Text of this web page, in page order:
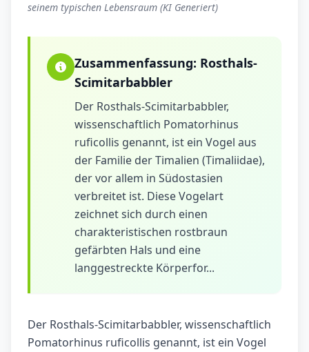
seinem typischen Lebensraum (KI Generiert)
Zusammenfassung: Rosthals-
Scimitarbabbler
Der Rosthals-Scimitarbabbler,
wissenschaftlich Pomatorhinus
ruficollis genannt, ist ein Vogel aus
der Familie der Timalien (Timaliidae),
der vor allem in Südostasien
verbreitet ist. Diese Vogelart
zeichnet sich durch einen
charakteristischen rostbraun
gefärbten Hals und eine
langgestreckte Körperfor...
Der Rosthals-Scimitarbabbler, wissenschaftlich
Pomatorhinus ruficollis genannt, ist ein Vogel